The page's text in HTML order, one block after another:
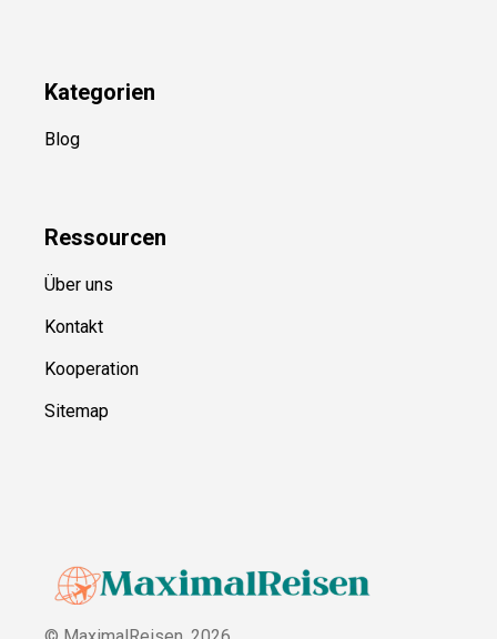
Kategorien
Blog
Ressourcen
Über uns
Kontakt
Kooperation
Sitemap